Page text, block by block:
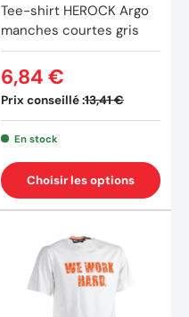
Tee-shirt HEROCK Argo
manches courtes gris
Prix conseillé :13,41 €
6,84 €
En stock
Choisir les options